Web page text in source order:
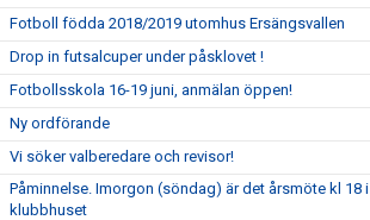
Fotboll födda 2018/2019 utomhus Ersängsvallen
Drop in futsalcuper under påsklovet !
Fotbollsskola 16-19 juni, anmälan öppen!
Ny ordförande
Vi söker valberedare och revisor!
Påminnelse. Imorgon (söndag) är det årsmöte kl 18 i
klubbhuset